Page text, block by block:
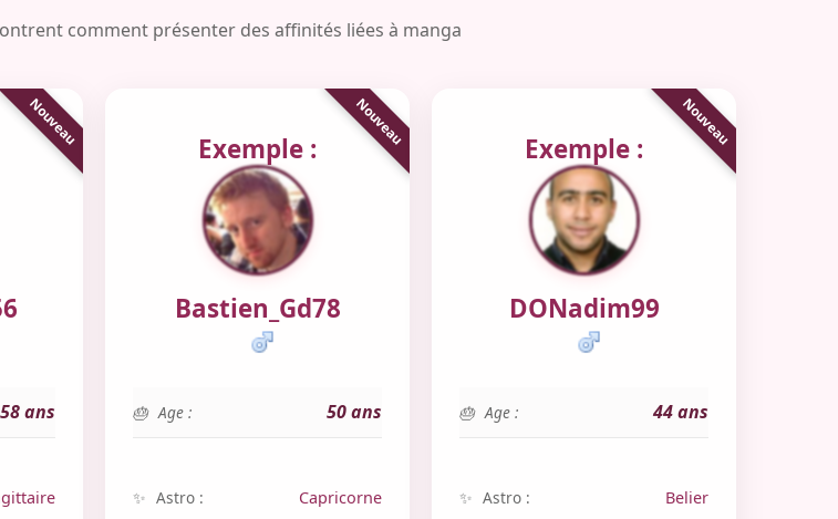
comment présenter des affinités liées à manga
58 ans
Exemple :
Bastien_Gd78
Age : 50 ans
Astro : Capricorne
Exemple :
DONadim99
Age : 44 ans
Astro : Belier